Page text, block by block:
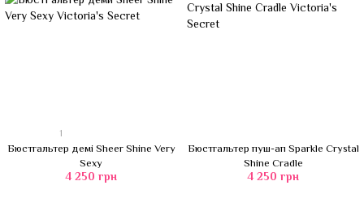
1
Бюстгальтер демі Sheer Shine Very
Sexy
4 250 грн
Бюстгальтер пуш-ап Sparkle Crystal
Shine Cradle
4 250 грн